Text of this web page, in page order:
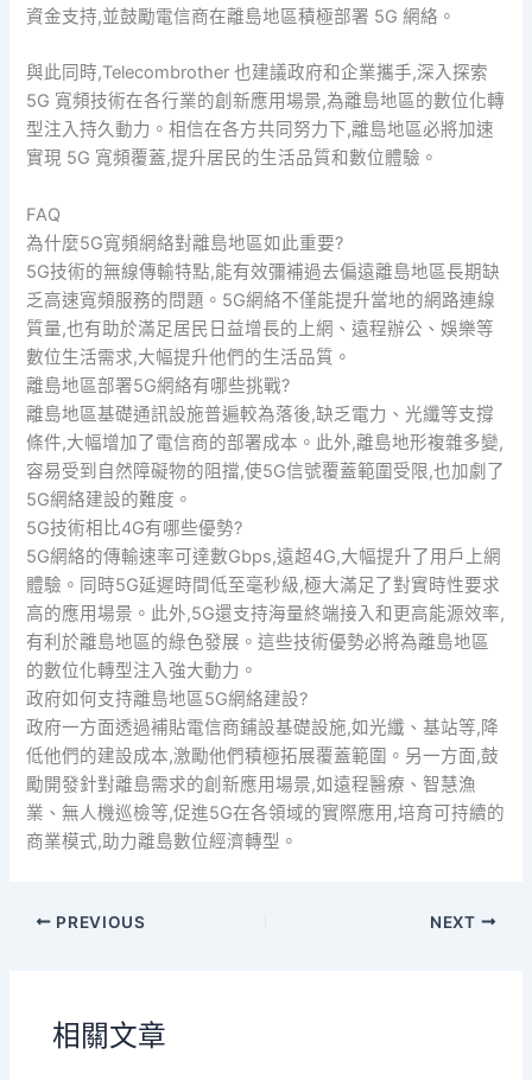
資金支持,並鼓勵電信商在離島地區積極部署 5G 網絡。
與此同時,Telecombrother 也建議政府和企業攜手,深入探索
5G 寬頻技術在各行業的創新應用場景,為離島地區的數位化轉
型注入持久動力。相信在各方共同努力下,離島地區必將加速
實現 5G 寬頻覆蓋,提升居民的生活品質和數位體驗。
FAQ
為什麼5G寬頻網絡對離島地區如此重要?
5G技術的無線傳輸特點,能有效彌補過去偏遠離島地區長期缺
乏高速寬頻服務的問題。5G網絡不僅能提升當地的網路連線
質量,也有助於滿足居民日益增長的上網、遠程辦公、娛樂等
數位生活需求,大幅提升他們的生活品質。
離島地區部署5G網絡有哪些挑戰?
離島地區基礎通訊設施普遍較為落後,缺乏電力、光纖等支撐
條件,大幅增加了電信商的部署成本。此外,離島地形複雜多變,
容易受到自然障礙物的阻擋,使5G信號覆蓋範圍受限,也加劇了
5G網絡建設的難度。
5G技術相比4G有哪些優勢?
5G網絡的傳輸速率可達數Gbps,遠超4G,大幅提升了用戶上網
體驗。同時5G延遲時間低至毫秒級,極大滿足了對實時性要求
高的應用場景。此外,5G還支持海量終端接入和更高能源效率,
有利於離島地區的綠色發展。這些技術優勢必將為離島地區
的數位化轉型注入強大動力。
政府如何支持離島地區5G網絡建設?
政府一方面透過補貼電信商鋪設基礎設施,如光纖、基站等,降
低他們的建設成本,激勵他們積極拓展覆蓋範圍。另一方面,鼓
勵開發針對離島需求的創新應用場景,如遠程醫療、智慧漁
業、無人機巡檢等,促進5G在各領域的實際應用,培育可持續的
商業模式,助力離島數位經濟轉型。
PREVIOUS NEXT
相關文章